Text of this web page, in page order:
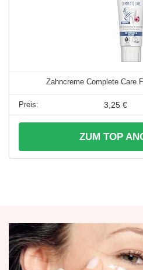
Zahncreme Complete Care
3,25 €
ZUM TOP